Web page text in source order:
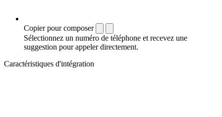
Copier pour composer
Sélectionnez un numéro de téléphone et recevez une
suggestion pour appeler directement.
Caractéristiques d'intégration